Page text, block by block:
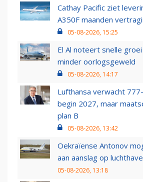
Cathay Pacific ziet
A350F maanden
05-08-2026, 15:25
El Al noteert snelle
minder oorlogsgeweld
05-08-2026, 14:17
Lufthansa verwacht
begin 2027, maar
plan B
05-08-2026, 13:42
Oekraïense Antonov
aan aanslag op
05-08-2026, 13:18